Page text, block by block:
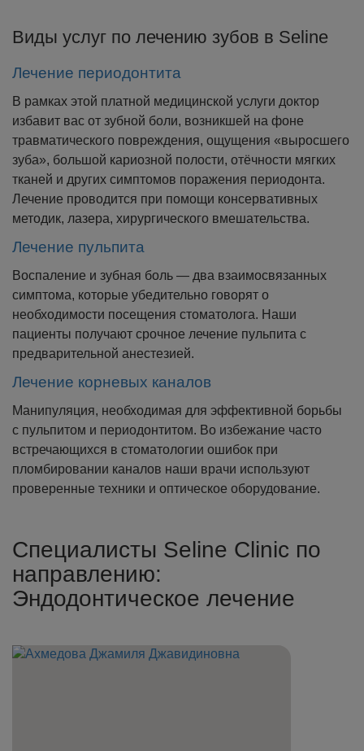
Виды услуг по лечению зубов в Seline
Лечение периодонтита
В рамках этой платной медицинской услуги доктор
избавит вас от зубной боли, возникшей на фоне
травматического повреждения, ощущения «выросшего
зуба», большой кариозной полости, отёчности мягких
тканей и других симптомов поражения периодонта.
Лечение проводится при помощи консервативных
методик, лазера, хирургического вмешательства.
Лечение пульпита
Воспаление и зубная боль — два взаимосвязанных
симптома, которые убедительно говорят о
необходимости посещения стоматолога. Наши
пациенты получают срочное лечение пульпита с
предварительной анестезией.
Лечение корневых каналов
Манипуляция, необходимая для эффективной борьбы
с пульпитом и периодонтитом. Во избежание часто
встречающихся в стоматологии ошибок при
пломбировании каналов наши врачи используют
проверенные техники и оптическое оборудование.
Специалисты Seline Clinic по
направлению:
Эндодонтическое лечение